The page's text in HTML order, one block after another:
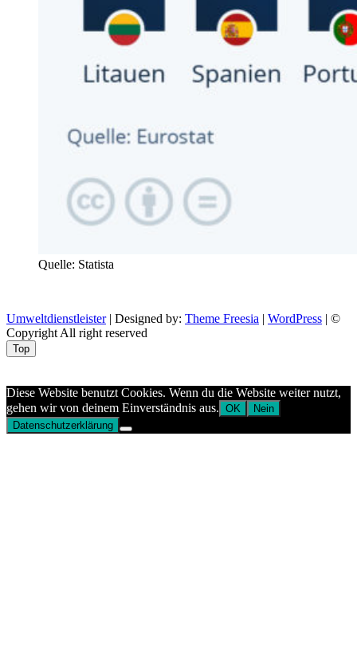
Quelle: Statista
Umweltdienstleister| Designed by: Theme Freesia | WordPress | ©
Copyright All right reserved
Top
Diese Website benutzt Cookies. Wenn du die Website weiter nutzt,
gehen wir von deinem Einverständnis aus. OK
Nein
Datenschutzerklärung